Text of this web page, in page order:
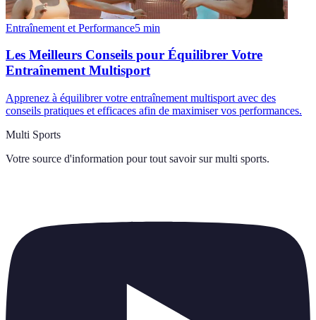
Entraînement et Performance5 min
Les Meilleurs Conseils pour Équilibrer Votre
Entraînement Multisport
Apprenez à équilibrer votre entraînement multisport avec des
conseils pratiques et efficaces afin de maximiser vos performances.
Multi Sports
Votre source d'information pour tout savoir sur multi sports.